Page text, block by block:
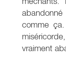
comme
vraiment